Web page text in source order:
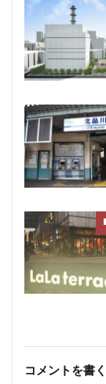
コメントを書く